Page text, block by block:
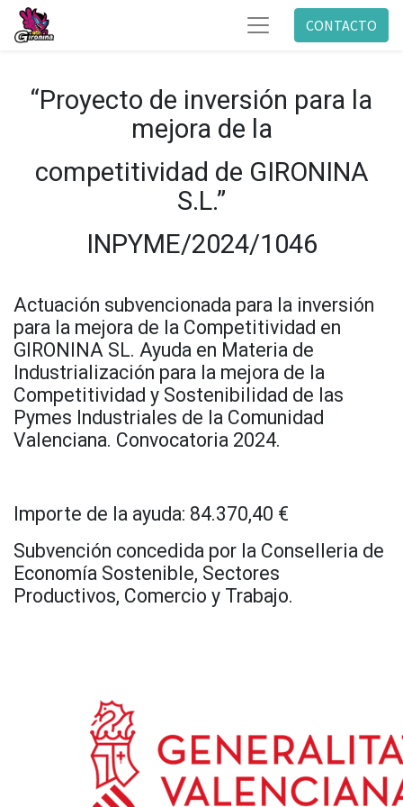
CONTACTO
“Proyecto de inversión para la
mejora de la
competitividad de GIRONINA
S.L.”
INPYME/2024/1046
Actuación subvencionada para la inversión
para la mejora de la Competitividad en
GIRONINA SL. Ayuda en Materia de
Industrialización para la mejora de la
Competitividad y Sostenibilidad de las
Pymes Industriales de la Comunidad
Valenciana. Convocatoria 2024.
Importe de la ayuda: 84.370,40 €
Subvención concedida por la Conselleria de
Economía Sostenible, Sectores
Productivos, Comercio y Trabajo.